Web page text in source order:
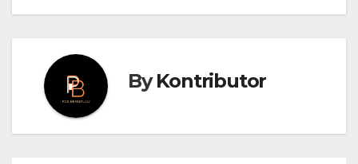
ByKontributor